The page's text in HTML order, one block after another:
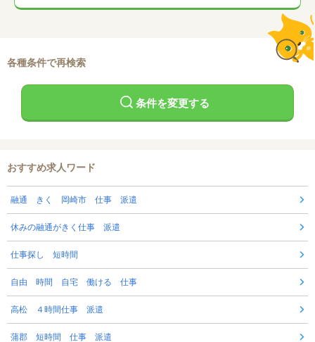
各種条件で再検索
条件を変更する
おすすめ求人ワード
融通 きく 岡崎市 仕事 派遣
休みの融通がきく仕事 派遣
仕事探し 短時間
自由 時間 自宅 働ける 仕事
高松 ４時間仕事 派遣
蒲郡 短時間 仕事 派遣